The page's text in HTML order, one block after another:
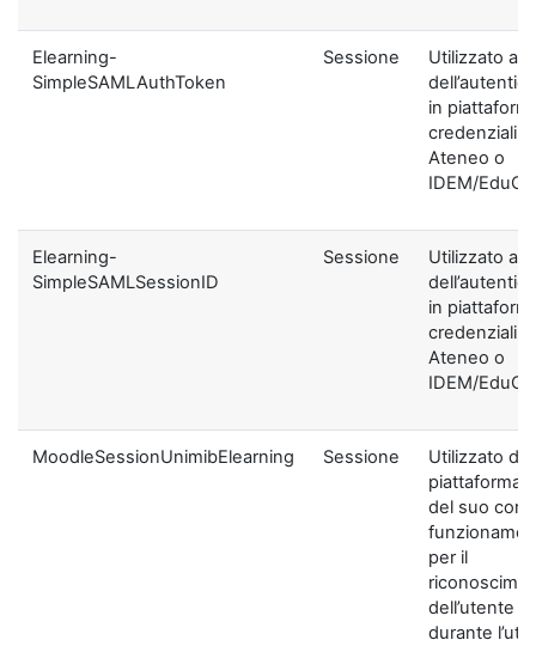
Elearning-
SimpleSAMLAuthToken
Sessione
Utilizzato ai
in
credenziali di
Ateneo o
IDEM/
Elearning-
SimpleSAMLSessionID
Sessione
Utilizzato ai
in
credenziali di
Ateneo o
IDEM/
MoodleSessionUnimibElearning Sessione
Utilizzato
piattaforma
del suo
per il
dell’utente
durante